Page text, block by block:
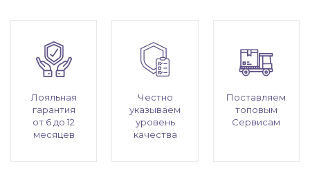
Лояльная
гарантия
от 6 до 12
месяцев
Честно
указываем
уровень
качества
Поставляем
топовым
Сервисам